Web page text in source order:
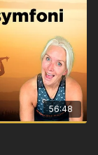
56:48